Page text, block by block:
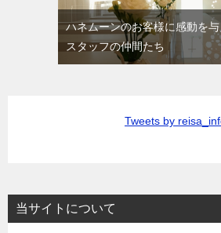
ハネムーンのお客様に感動を
スタッフの仲間たち
Tweets by
当サイトについて